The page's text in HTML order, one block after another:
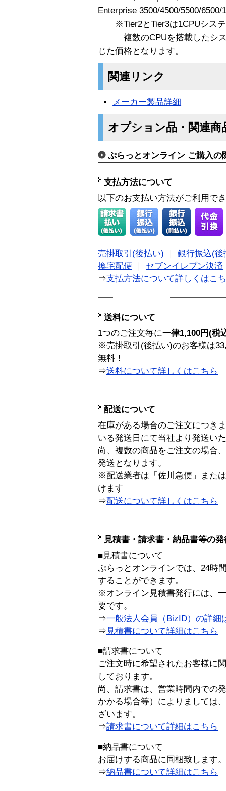
Enterprise 3500/4500/5500/
※Tier2とTier3は1CPUシステ
複数のCPUを搭載したシス
じた価格となります。
関連リンク
メーカー製品詳細
オプション品・関連商
ぷらっとオンライン ご購入の
支払方法について
以下のお支払い方法がご利用で
売掛取引(後払い) ｜ 銀行振込(後
換宅配便 ｜ セブンイレブン決済
⇒支払方法について詳しくはこ
送料について
1つのご注文毎に一律1,100円(税
※売掛取引(後払い)のお客様は
無料！
⇒送料について詳しくはこちら
配送について
在庫がある場合のご注文につき
いる発送日にて当社より発送い
尚、複数の商品をご注文の場合
発送となります。
※配送業者は「佐川急便」また
けます
⇒配送について詳しくはこちら
見積書・請求書・納品書等の
■見積書について
ぷらっとオンラインでは、24時
することができます。
※オンライン見積書発行には、
要です。
⇒一般法人会員（BizID）の詳細
⇒ 見積書について詳細はこちら
■請求書について
ご注文時に希望されたお客様に
しております。
尚、請求書は、営業時間内での
かかる場合等）によりましては
ざいます。
⇒請求書について詳細はこちら
■納品書について
お届けする商品に同梱致します。
⇒納品書について詳細はこちら